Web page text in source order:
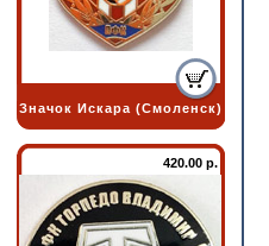
Значок Искара (Смоленск)
420.00 р.